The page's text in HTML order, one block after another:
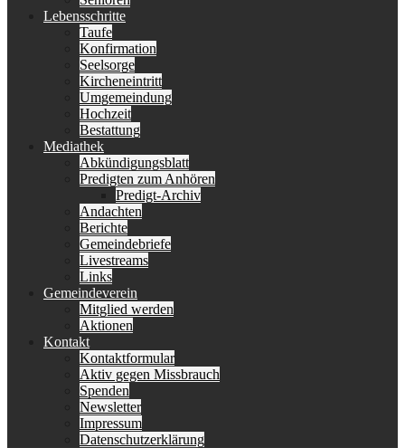
Lebensschritte
Taufe
Konfirmation
Seelsorge
Kircheneintritt
Umgemeindung
Hochzeit
Bestattung
Mediathek
Abkündigungsblatt
Predigten zum Anhören
Predigt-Archiv
Andachten
Berichte
Gemeindebriefe
Livestreams
Links
Gemeindeverein
Mitglied werden
Aktionen
Kontakt
Kontaktformular
Aktiv gegen Missbrauch
Spenden
Newsletter
Impressum
Datenschutzerklärung